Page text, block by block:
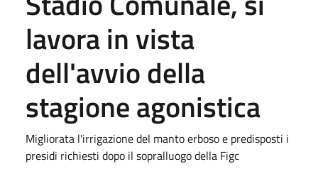
lavora in vista
dell'avvio della
stagione agonistica
Migliorata l'irrigazione del manto erboso e predisposti i
presidi richiesti dopo il sopralluogo della Figc